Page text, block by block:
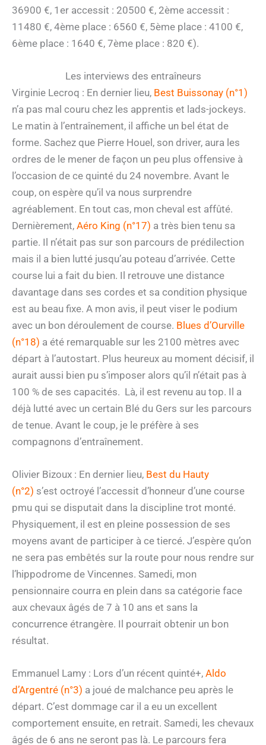
36900 €, 1er accessit : 20500 €, 2ème accessit :
11480 €, 4ème place : 6560 €, 5ème place : 4100 €,
6ème place : 1640 €, 7ème place : 820 €).
Les interviews des entraîneurs
Virginie Lecroq : En dernier lieu, Best Buissonay (n°1)
n’a pas mal couru chez les apprentis et lads-jockeys.
Le matin à l’entraînement, il affiche un bel état de
forme. Sachez que Pierre Houel, son driver, aura les
ordres de le mener de façon un peu plus offensive à
l’occasion de ce quinté du 24 novembre. Avant le
coup, on espère qu’il va nous surprendre
agréablement. En tout cas, mon cheval est affûté.
Dernièrement, Aéro King (n°17) a très bien tenu sa
partie. Il n’était pas sur son parcours de prédilection
mais il a bien lutté jusqu’au poteau d’arrivée. Cette
course lui a fait du bien. Il retrouve une distance
davantage dans ses cordes et sa condition physique
est au beau fixe. A mon avis, il peut viser le podium
avec un bon déroulement de course. Blues d’Ourville
(n°18) a été remarquable sur les 2100 mètres avec
départ à l’autostart. Plus heureux au moment décisif, il
aurait aussi bien pu s’imposer alors qu’il n’était pas à
100 % de ses capacités. Là, il est revenu au top. Il a
déjà lutté avec un certain Blé du Gers sur les parcours
de tenue. Avant le coup, je le préfère à ses
compagnons d’entraînement.
Olivier Bizoux : En dernier lieu, Best du Hauty
(n°2) s’est octroyé l’accessit d’honneur d’une course
pmu qui se disputait dans la discipline trot monté.
Physiquement, il est en pleine possession de ses
moyens avant de participer à ce tiercé. J’espère qu’on
ne sera pas embêtés sur la route pour nous rendre sur
l’hippodrome de Vincennes. Samedi, mon
pensionnaire courra en plein dans sa catégorie face
aux chevaux âgés de 7 à 10 ans et sans la
concurrence étrangère. Il pourrait obtenir un bon
résultat.
Emmanuel Lamy : Lors d’un récent quinté+, Aldo
d’Argentré (n°3) a joué de malchance peu après le
départ. C’est dommage car il a eu un excellent
comportement ensuite, en retrait. Samedi, les chevaux
âgés de 6 ans ne seront pas là. Le parcours fera